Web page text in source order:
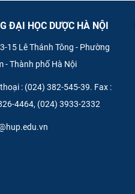
ĐẠI HỌC DƯỢC HÀ NỘI
15 Lê Thánh Tông - Phường
- Thành phố Hà Nội
: (024) 382-545-39. Fax :
4464, (024) 3933-2332